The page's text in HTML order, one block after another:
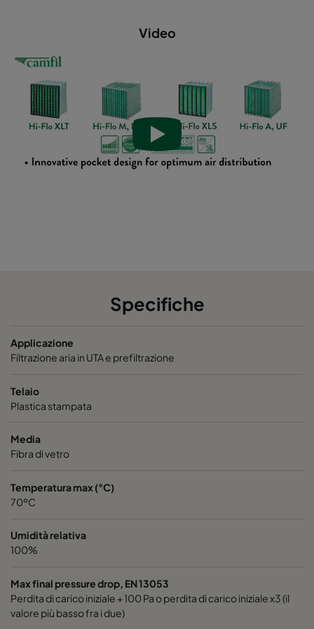
Hi-Flo XLS 6/640 2550 :: 592x592x640-6-25
Hi-Flo XLS 6/640 2550 :: 490x592x640-5-25
Hi-Flo XLS 6/640 2550 :: 287x592x640-3-25
Hi-Flo XLS 6/520 2550 :: 592x490x520-6-25
Hi-Flo XLS 6/520 2550 :: 592x287x520-6-25
Hi-Flo XLS 6/370 2550 :: 592x490x370-6-25
Hi-Flo XLS 6/370 2550 :: 592x287x370-6-25 ePM2,5
Video
Specifiche
Applicazione
Filtrazione aria in UTA e prefiltrazione
Telaio
Plastica stampata
Media
Fibra di vetro
Temperatura max (°C)
70ºC
Umidità relativa
100%
Max final pressure drop, EN 13053
Perdita di carico iniziale + 100 Pa o perdita di carico iniziale x3 (il
valore più basso fra i due)